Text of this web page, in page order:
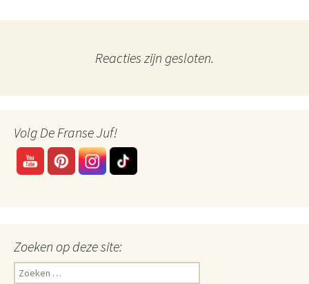
Reacties zijn gesloten.
Volg De Franse Juf!
Zoeken op deze site:
Zoeken